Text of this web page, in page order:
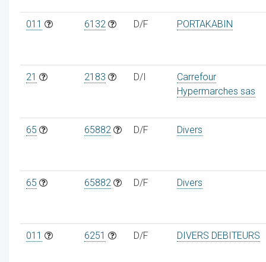
011 6132 D/F PORTAKABIN
21 2183 D/I
Carrefour
Hypermarches sas
65 65882 D/F Divers
65 65882 D/F Divers
011 6251 D/F DIVERS DEBITEURS